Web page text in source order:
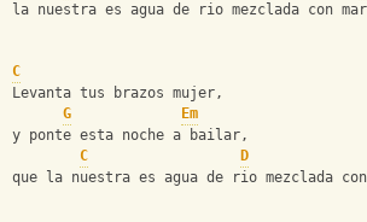
la nuestra es agua de rio mezclada con
C
Levanta tus brazos mujer,
G
Em
y ponte esta noche a bailar,
C
D
que la nuestra es agua de rio mezclada